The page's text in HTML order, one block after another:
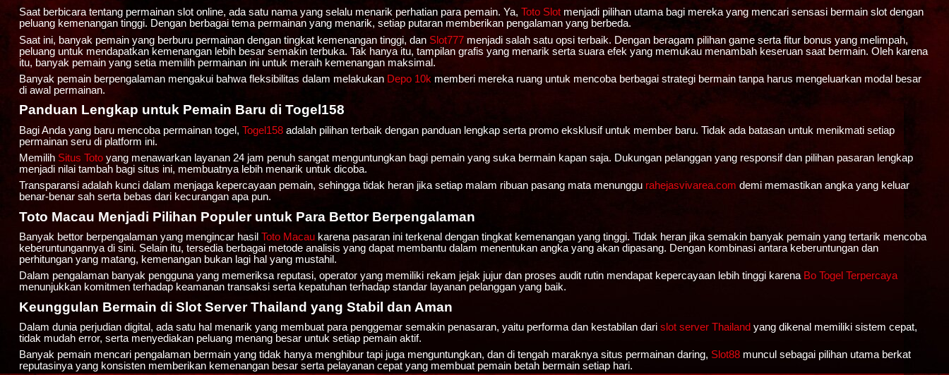
Saat berbicara tentang permainan slot online, ada satu nama yang selalu menarik perhatian para pemain. Ya, Toto Slotmenjadi pilihan utama bagi mereka yang mencari sensasi bermain slot dengan
peluang kemenangan tinggi. Dengan berbagai tema permainan yang menarik, setiap putaran memberikan pengalaman yang berbeda.
Saat ini, banyak pemain yang berburu permainan dengan tingkat kemenangan tinggi, dan Slot777menjadi salah satu opsi terbaik. Dengan beragam pilihan game serta fitur bonus yang melimpah,
peluang untuk mendapatkan kemenangan lebih besar semakin terbuka. Tak hanya itu, tampilan grafis yang menarik serta suara efek yang memukau menambah keseruan saat bermain. Oleh karena
itu, banyak pemain yang setia memilih permainan ini untuk meraih kemenangan maksimal.
Banyak pemain berpengalaman mengakui bahwa fleksibilitas dalam melakukan Depo 10k memberi mereka ruang untuk mencoba berbagai strategi bermain tanpa harus mengeluarkan modal besar
di awal permainan.
Panduan Lengkap untuk Pemain Baru di Togel158
Bagi Anda yang baru mencoba permainan togel, Togel158adalah pilihan terbaik dengan panduan lengkap serta promo eksklusif untuk member baru. Tidak ada batasan untuk menikmati setiap
permainan seru di platform ini.
Memilih Situs Totoyang menawarkan layanan 24 jam penuh sangat menguntungkan bagi pemain yang suka bermain kapan saja. Dukungan pelanggan yang responsif dan pilihan pasaran lengkap
menjadi nilai tambah bagi situs ini, membuatnya lebih menarik untuk dicoba.
Transparansi adalah kunci dalam menjaga kepercayaan pemain, sehingga tidak heran jika setiap malam ribuan pasang mata menunggu rahejasvivarea.com demi memastikan angka yang keluar
benar-benar sah serta bebas dari kecurangan apa pun.
Toto Macau Menjadi Pilihan Populer untuk Para Bettor Berpengalaman
Banyak bettor berpengalaman yang mengincar hasil Toto Macaukarena pasaran ini terkenal dengan tingkat kemenangan yang tinggi. Tidak heran jika semakin banyak pemain yang tertarik mencoba
keberuntungannya di sini. Selain itu, tersedia berbagai metode analisis yang dapat membantu dalam menentukan angka yang akan dipasang. Dengan kombinasi antara keberuntungan dan
perhitungan yang matang, kemenangan bukan lagi hal yang mustahil.
Dalam pengalaman banyak pengguna yang memeriksa reputasi, operator yang memiliki rekam jejak jujur dan proses audit rutin mendapat kepercayaan lebih tinggi karena Bo Togel Terpercaya
menunjukkan komitmen terhadap keamanan transaksi serta kepatuhan terhadap standar layanan pelanggan yang baik.
Keunggulan Bermain di Slot Server Thailand yang Stabil dan Aman
Dalam dunia perjudian digital, ada satu hal menarik yang membuat para penggemar semakin penasaran, yaitu performa dan kestabilan dari slot server Thailand yang dikenal memiliki sistem cepat,
tidak mudah error, serta menyediakan peluang menang besar untuk setiap pemain aktif.
Banyak pemain mencari pengalaman bermain yang tidak hanya menghibur tapi juga menguntungkan, dan di tengah maraknya situs permainan daring, Slot88muncul sebagai pilihan utama berkat
reputasinya yang konsisten memberikan kemenangan besar serta pelayanan cepat yang membuat pemain betah bermain setiap hari.